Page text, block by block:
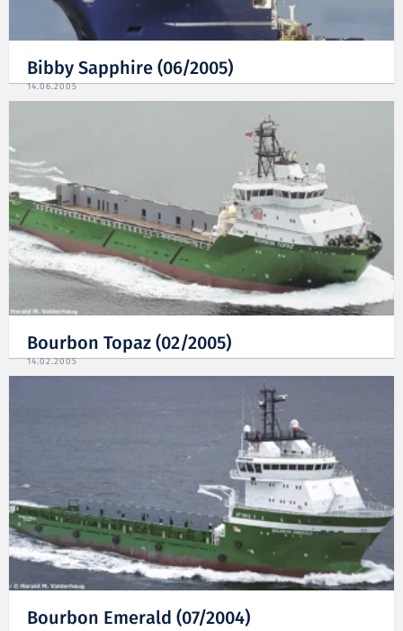
Bibby Sapphire (06/2005)
14.06.2005
Bourbon Topaz (02/2005)
14.02.2005
Bourbon Emerald (07/2004)